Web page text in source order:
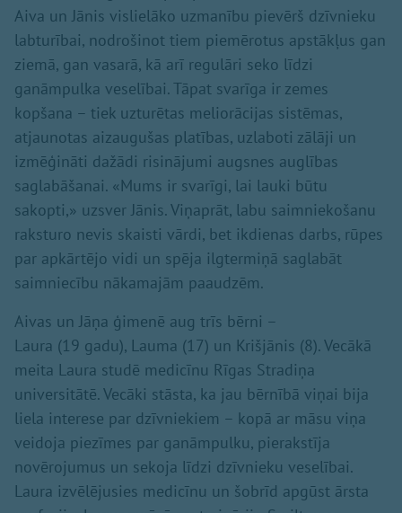
Aiva un Jānis vislielāko uzmanību pievērš dzīvnieku
labturībai, nodrošinot tiem piemērotus apstākļus gan
ziemā, gan vasarā, kā arī regulāri seko līdzi
ganāmpulka veselībai. Tāpat svarīga ir zemes
kopšana – tiek uzturētas meliorācijas sistēmas,
atjaunotas aizaugušas platības, uzlaboti zālāji un
izmēģināti dažādi risinājumi augsnes auglības
saglabāšanai. «Mums ir svarīgi, lai lauki būtu
sakopti,» uzsver Jānis. Viņaprāt, labu saimniekošanu
raksturo nevis skaisti vārdi, bet ikdienas darbs, rūpes
par apkārtējo vidi un spēja ilgtermiņā saglabāt
saimniecību nākamajām paaudzēm.
Aivas un Jāņa ģimenē aug trīs bērni –
Laura (19 gadu), Lauma (17) un Krišjānis (8). Vecākā
meita Laura studē medicīnu Rīgas Stradiņa
universitātē. Vecāki stāsta, ka jau bērnībā viņai bija
liela interese par dzīvniekiem – kopā ar māsu viņa
veidoja piezīmes par ganāmpulku, pierakstīja
novērojumus un sekoja līdzi dzīvnieku veselībai.
Laura izvēlējusies medicīnu un šobrīd apgūst ārsta